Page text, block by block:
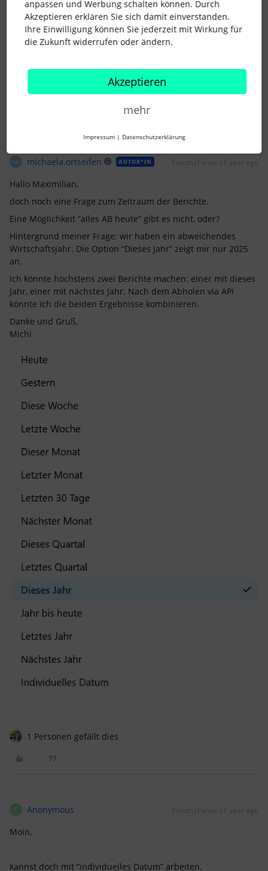
michaela.ortseifen AUTOR*IN Forum|Forum|1 year ago
2 Menschen gefällt dies
M michaela.ortseifen AUTOR*IN Forum|Forum|1 year ago
Hallo Maximilian,
doch noch eine Frage zum Zeitraum der Berichte.
Eine Möglichkeit “alles AB heute” gibt es nicht, oder?
Hintergrund meiner Frage: wir haben ein abweichendes
Wirtschaftsjahr. Die Option “Dieses Jahr” zeigt mir nur 2025
an.
Ich könnte höchstens zwei Berichte machen: einer mit dieses
Jahr, einer mit nächstes Jahr. Nach dem Abholen via API
könnte ich die beiden Ergebnisse kombinieren.
Danke und Gruß,
Michi
1 Personen gefällt dies
A Anonymous Forum|Forum|1 year ago
Moin,
kannst doch mit “individuelles Datum” arbeiten.
anpassen und Werbung schalten können. Durch
Akzeptieren erklären Sie sich damit einverstanden.
Ihre Einwilligung können Sie jederzeit mit Wirkung für
die Zukunft widerrufen oder ändern.
Akzeptieren
mehr
Impressum | Datenschutzerklärung